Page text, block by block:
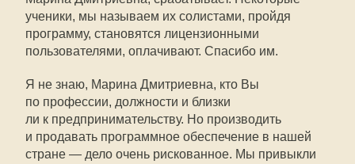
ученики, мы называем их солистами, пройдя
программу, становятся лицензионными
пользователями, оплачивают. Спасибо им.
Я не знаю, Марина Дмитриевна, кто Вы
по профессии, должности и близки
ли к предпринимательству. Но производить
и продавать программное обеспечение в нашей
стране — дело очень рискованное. Мы привыкли